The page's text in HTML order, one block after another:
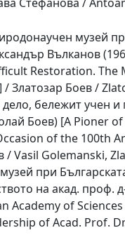
музей
Вълканов
Restoration.
/ Златозар Боев /
бележит учен и
Боев) [A Pioner
of the 100th
/ Vasil Golemanski,
при
на акад. проф.
Academy of Sciences
of Acad. Prof.